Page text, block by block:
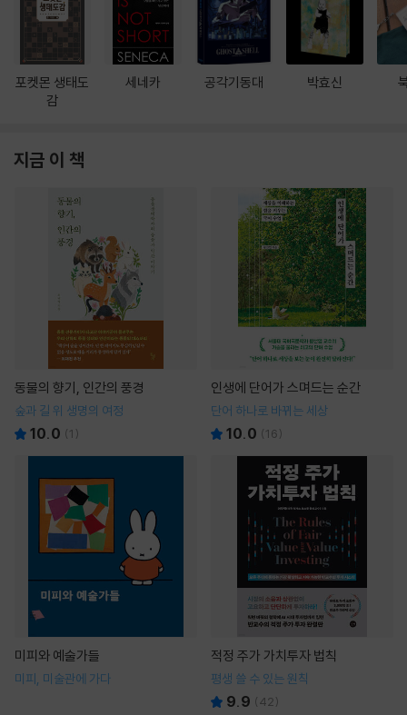
포켓몬 생태도
감
세네카 공각기동대 박효신
지금 이 책
동물의 향기, 인간의 풍경
숲과 길 위 생명의 여정
10.0 (1 )
인생에 단어가 스며드는 순간
단어 하나로 바뀌는 세상
10.0 (16)
미피와 예술가들
미피, 미술관에 가다
적정 주가 가치투자 법칙
평생 쓸 수 있는 원칙
9.9 (42)